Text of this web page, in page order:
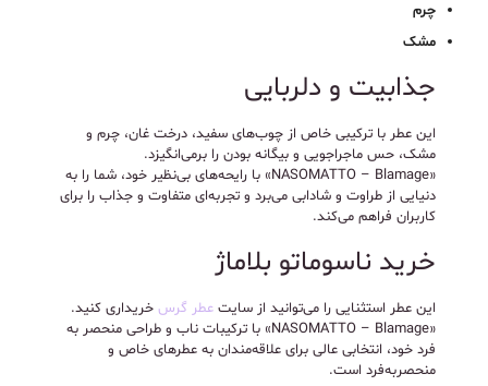
چرم
مشک
جذابیت و دلربایی
این عطر با ترکیبی خاص از چوب‌های سفید، درخت غان، چرم و
مشک، حس ماجراجویی و بیگانه بودن را برمی‌انگیزد.
«NASOMATTO – Blamage» با رایحه‌های بی‌نظیر خود، شما را به
دنیایی از طراوت و شادابی می‌برد و تجربه‌ای متفاوت و جذاب را برای
کاربران فراهم می‌کند.
خرید ناسوماتو بلاماژ
این عطر استثنایی را می‌توانید از سایتعطر گرس خریداری کنید.
«NASOMATTO – Blamage» با ترکیبات ناب و طراحی منحصر به
فرد خود، انتخابی عالی برای علاقه‌مندان به عطرهای خاص و
منحصربه‌فرد است.